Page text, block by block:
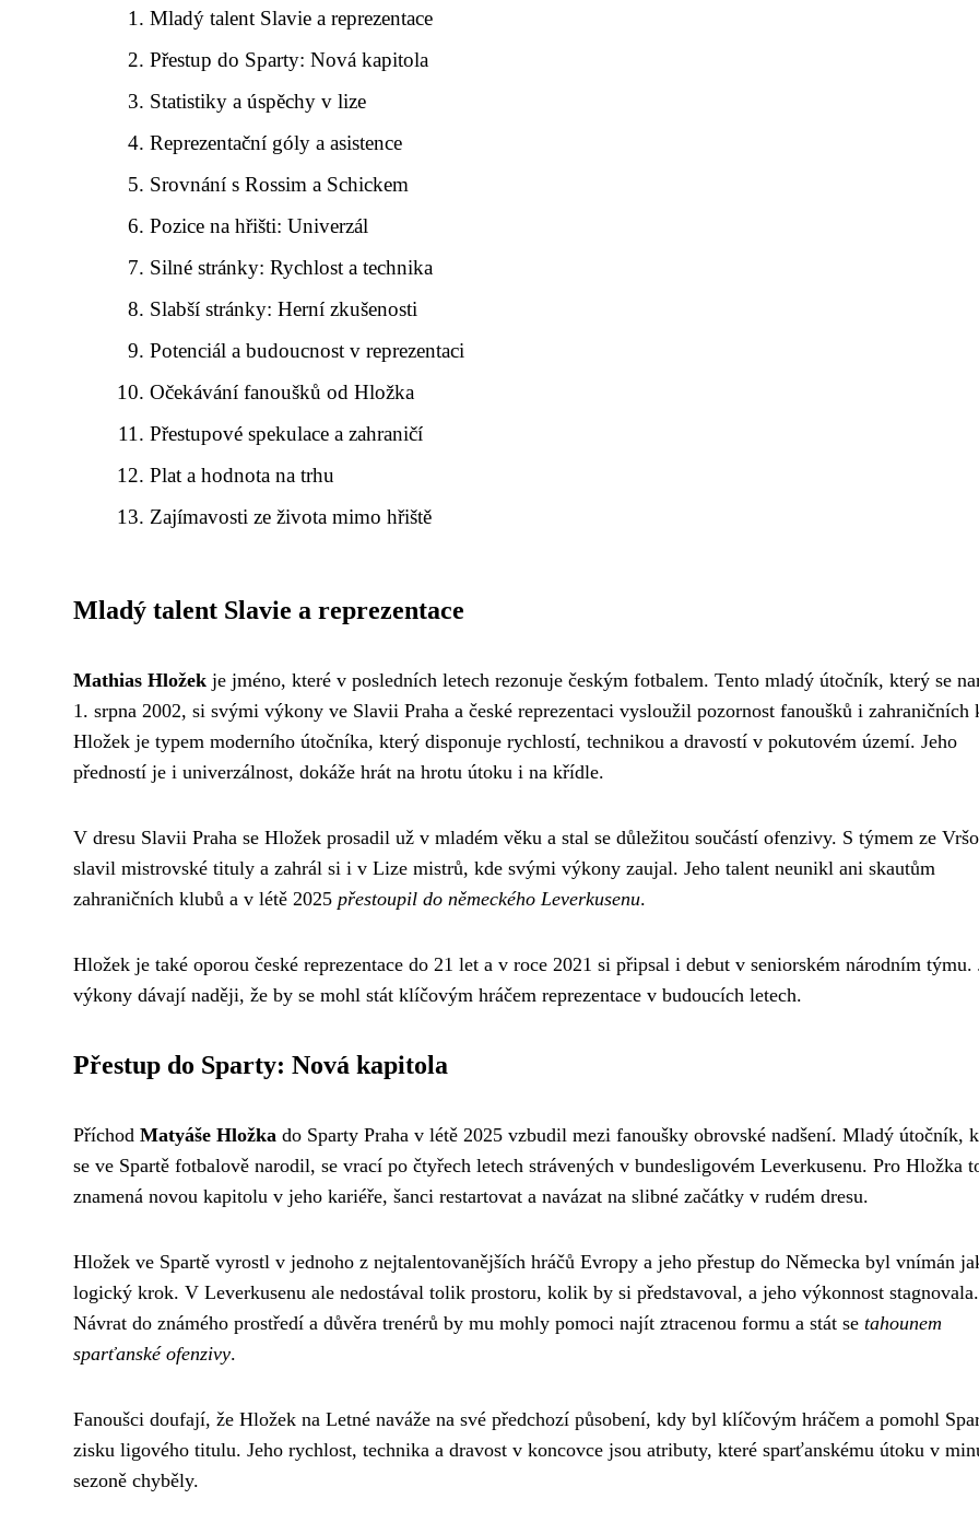
Mladý talent Slavie a reprezentace
Přestup do Sparty: Nová kapitola
Statistiky a úspěchy v lize
Reprezentační góly a asistence
Srovnání s Rossim a Schickem
Pozice na hřišti: Univerzál
Silné stránky: Rychlost a technika
Slabší stránky: Herní zkušenosti
Potenciál a budoucnost v reprezentaci
Očekávání fanoušků od Hložka
Přestupové spekulace a zahraničí
Plat a hodnota na trhu
Zajímavosti ze života mimo hřiště
Mladý talent Slavie a reprezentace
Mathias Hložek je jméno, které v posledních letech rezonuje českým fotbalem. Tento mladý útočník, který se
1. srpna 2002, si svými výkony ve Slavii Praha a české reprezentaci vysloužil pozornost fanoušků i zahraničních
Hložek je typem moderního útočníka, který disponuje rychlostí, technikou a dravostí v pokutovém území. Jeho
předností je i univerzálnost, dokáže hrát na hrotu útoku i na křídle.
V dresu Slavii Praha se Hložek prosadil už v mladém věku a stal se důležitou součástí ofenzivy. S týmem ze
slavil mistrovské tituly a zahrál si i v Lize mistrů, kde svými výkony zaujal. Jeho talent neunikl ani skautům
zahraničních klubů a v létě 2025 přestoupil do německého Leverkusenu.
Hložek je také oporou české reprezentace do 21 let a v roce 2021 si připsal i debut v seniorském národním týmu.
výkony dávají naději, že by se mohl stát klíčovým hráčem reprezentace v budoucích letech.
Přestup do Sparty: Nová kapitola
Příchod Matyáše Hložka do Sparty Praha v létě 2025 vzbudil mezi fanoušky obrovské nadšení. Mladý útočník,
se ve Spartě fotbalově narodil, se vrací po čtyřech letech strávených v bundesligovém Leverkusenu. Pro Hložka
znamená novou kapitolu v jeho kariéře, šanci restartovat a navázat na slibné začátky v rudém dresu.
Hložek ve Spartě vyrostl v jednoho z nejtalentovanějších hráčů Evropy a jeho přestup do Německa byl vnímán
logický krok. V Leverkusenu ale nedostával tolik prostoru, kolik by si představoval, a jeho výkonnost stagnovala.
Návrat do známého prostředí a důvěra trenérů by mu mohly pomoci najít ztracenou formu a stát se tahounem
sparťanské ofenzivy.
Fanoušci doufají, že Hložek na Letné naváže na své předchozí působení, kdy byl klíčovým hráčem a pomohl
zisku ligového titulu. Jeho rychlost, technika a dravost v koncovce jsou atributy, které sparťanskému útoku v
sezoně chyběly.